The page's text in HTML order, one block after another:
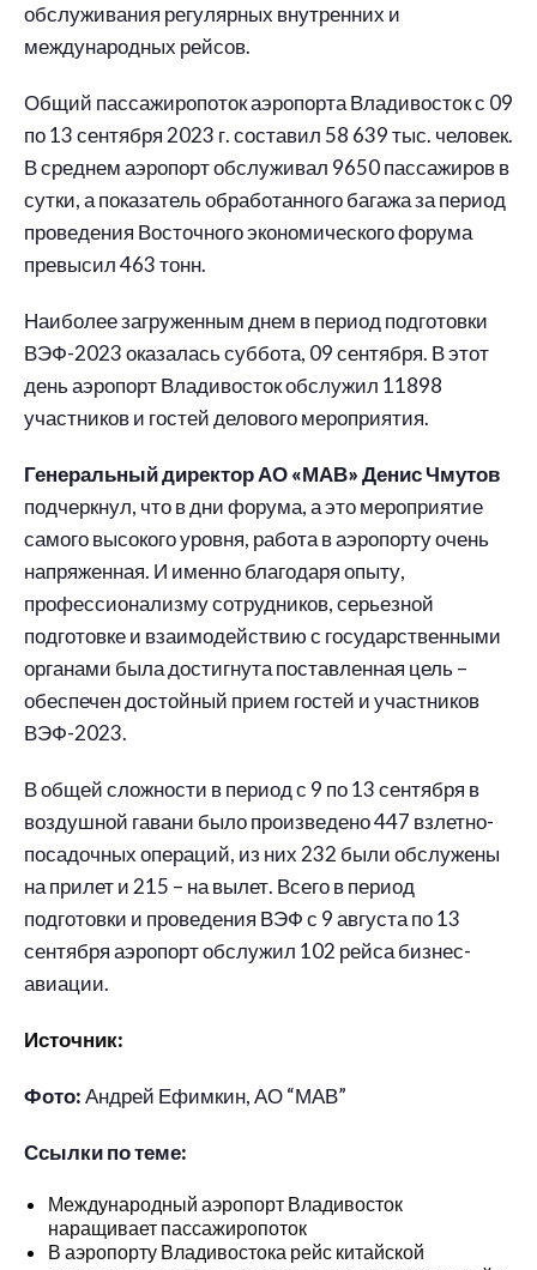
обслуживания регулярных внутренних и
международных рейсов.
Общий пассажиропоток аэропорта Владивосток с 09
по 13 сентября 2023 г. составил 58 639 тыс. человек.
В среднем аэропорт обслуживал 9650 пассажиров в
сутки, а показатель обработанного багажа за период
проведения Восточного экономического форума
превысил 463 тонн.
Наиболее загруженным днем в период подготовки
ВЭФ-2023 оказалась суббота, 09 сентября. В этот
день аэропорт Владивосток обслужил 11898
участников и гостей делового мероприятия.
Генеральный директор АО «МАВ» Денис Чмутов
подчеркнул, что в дни форума, а это мероприятие
самого высокого уровня, работа в аэропорту очень
напряженная. И именно благодаря опыту,
профессионализму сотрудников, серьезной
подготовке и взаимодействию с государственными
органами была достигнута поставленная цель –
обеспечен достойный прием гостей и участников
ВЭФ-2023.
В общей сложности в период с 9 по 13 сентября в
воздушной гавани было произведено 447 взлетно-
посадочных операций, из них 232 были обслужены
на прилет и 215 – на вылет. Всего в период
подготовки и проведения ВЭФ с 9 августа по 13
сентября аэропорт обслужил 102 рейса бизнес-
авиации.
Источник:
Фото:Андрей Ефимкин, АО “МАВ”
Ссылки по теме:
Международный аэропорт Владивосток
наращивает пассажиропоток
В аэропорту Владивостока рейс китайской